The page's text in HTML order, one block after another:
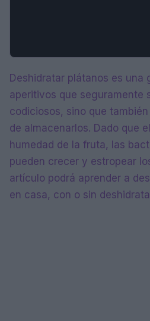
Deshidratar plátanos es una
aperitivos que seguramente
codiciosos, sino que
de almacenarlos. Dado que
humedad de la fruta, las
pueden crecer y estropear
artículo podrá aprender a
en casa, con o sin